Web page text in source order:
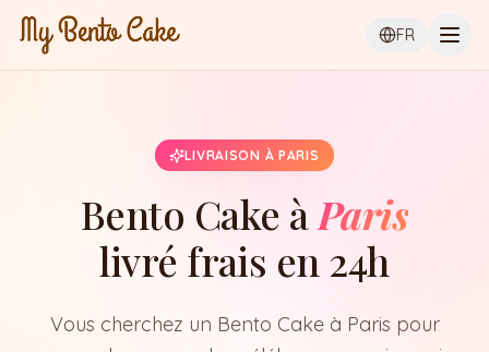
FR
LIVRAISON À PARIS
Bento Cake àParis
livré frais en 24h
Vous cherchez un Bento Cake à Paris pour